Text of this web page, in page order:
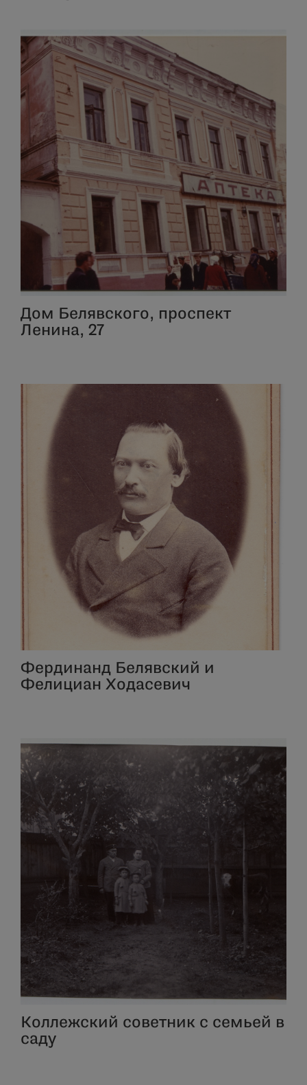
Дом Белявского, проспект
Ленина, 27
Фердинанд Белявский и
Фелициан Ходасевич
Коллежский советник с семьей в
саду